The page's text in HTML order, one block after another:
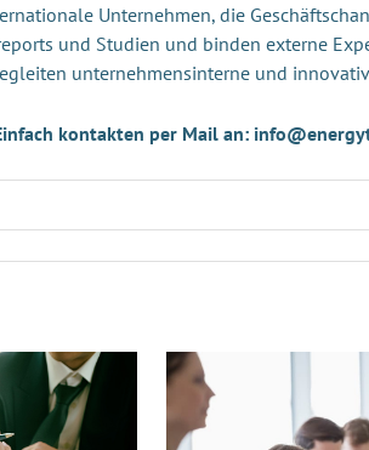
Unternehmen, die
und Studien und binden externe
unternehmensinterne und
kontakten per Mail an: